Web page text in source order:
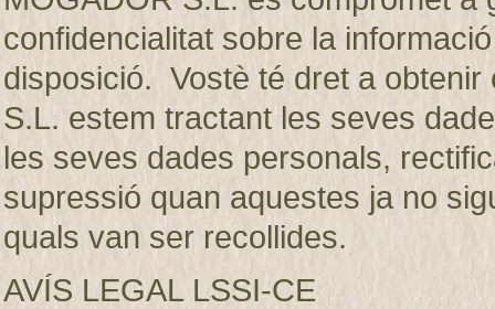
confidencialitat sobre la
disposició. Vostè té dret a
S.L. estem tractant les seves
les seves dades personals,
supressió quan aquestes ja no
quals van ser recollides.
AVÍS LEGAL LSSI-CE